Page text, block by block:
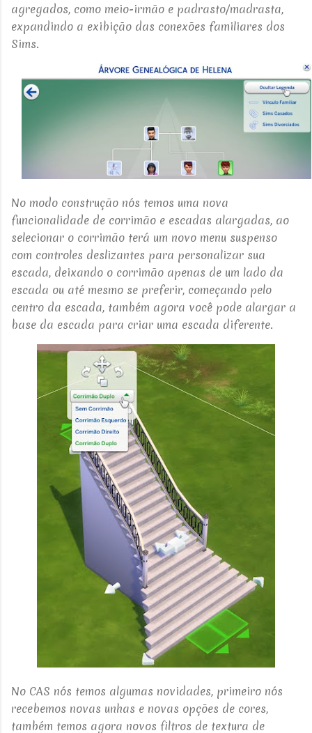
agregados, como meio-irmão e padrasto/madrasta,
expandindo a exibição das conexões familiares dos
Sims.
No modo construção nós temos uma nova
funcionalidade de corrimão e escadas alargadas, ao
selecionar o corrimão terá um novo menu suspenso
com controles deslizantes para personalizar sua
escada, deixando o corrimão apenas de um lado da
escada ou até mesmo se preferir, começando pelo
centro da escada, também agora você pode alargar a
base da escada para criar uma escada diferente.
No CAS nós temos algumas novidades, primeiro nós
recebemos novas unhas e novas opções de cores,
também temos agora novos filtros de textura de